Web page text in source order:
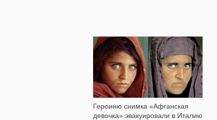
Героиню снимка «Афганская
девочка» эвакуировали в Италию
10 147